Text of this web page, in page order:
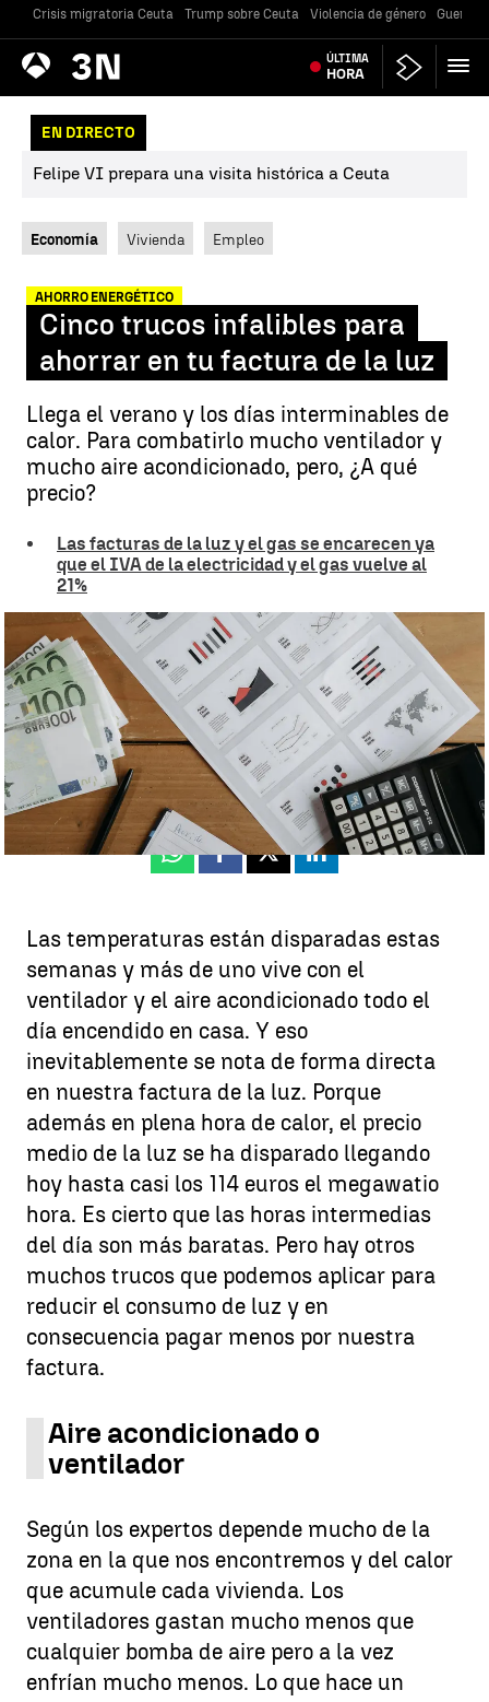
Crisis migratoria Ceuta Trump sobre Ceuta Violencia de género Guerra
Antena
3 Noticias ÚLTIMA
HORA
EN DIRECTO
Felipe VI prepara una visita histórica a Ceuta
Economía Vivienda Empleo
AHORRO ENERGÉTICO
Cinco trucos infalibles para
ahorrar en tu factura de la luz
Llega el verano y los días interminables de
calor. Para combatirlo mucho ventilador y
mucho aire acondicionado, pero, ¿A qué
precio?
Las facturas de la luz y el gas se encarecen ya
que el IVA de la electricidad y el gas vuelve al
21%
Cinco trucos infalibles para ahorrar en tu factura de la luz |Pexels
Miriam Felipe
Publicado:07 de julio de 2026, 20:36
WhatsappFacebook
X Linkedin
Las temperaturas están disparadas estas
semanas y más de uno vive con el
ventilador y el aire acondicionado todo el
día encendido en casa. Y eso
inevitablemente se nota de forma directa
en nuestra factura de la luz. Porque
además en plena hora de calor, el precio
medio de la luz se ha disparado llegando
hoy hasta casi los 114 euros el megawatio
hora. Es cierto que las horas intermedias
del día son más baratas. Pero hay otros
muchos trucos que podemos aplicar para
reducir el consumo de luz y en
consecuencia pagar menos por nuestra
factura.
Aire acondicionado o
ventilador
Según los expertos depende mucho de la
zona en la que nos encontremos y del calor
que acumule cada vivienda. Los
ventiladores gastan mucho menos que
cualquier bomba de aire pero a la vez
enfrían mucho menos. Lo que hace un